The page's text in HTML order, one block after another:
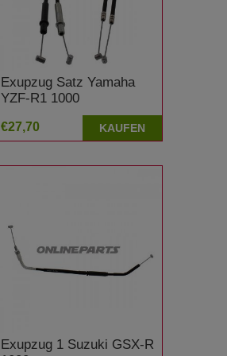
Exupzug Satz Yamaha
YZF-R1 1000
€27,70 KAUFEN
Exupzug 1 Suzuki GSX-R